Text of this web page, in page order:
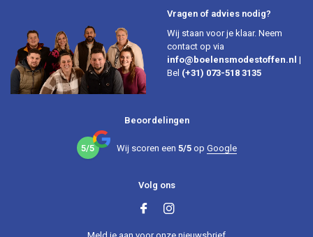
Vragen of advies nodig?
Wij staan voor je klaar. Neem
contact op via
info@boelensmodestoffen.nl |
Bel (+31) 073-518 3135
Beoordelingen
5/5 Wij scoren een 5/5op Google
Volg ons